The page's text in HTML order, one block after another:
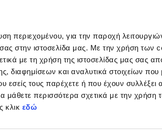
περιεχομένου, για την παροχή
στην ιστοσελίδα μας. Με την χρήση των
με τη χρήση της ιστοσελίδας μας σας
διαφημίσεων και αναλυτικά στοιχείων
εσείς τους παρέχετε ή που έχουν συλλέξει
περισσότερα σχετικά με την χρήση
κλικ εδώ